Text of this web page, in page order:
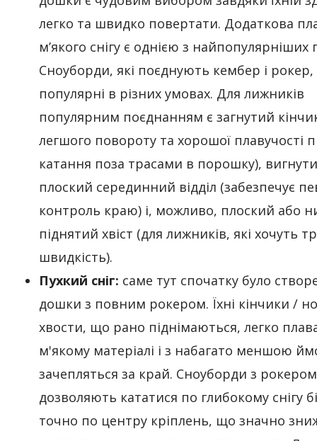
легко та швидко повертати. Додаткова
м’якого снігу є однією з найпопулярніших
Сноуборди, які поєднують кембер і
популярні в різних умовах. Для лижників
популярним поєднанням є загнутий
легшого повороту та хорошої плавучості
катання поза трасами в порошку),
плоский серединний відділ (забезпечує
контроль краю) і, можливо, плоский або
піднятий хвіст (для лижників, які хочуть
швидкість).
Пухкий сніг: саме тут спочатку було
дошки з повним рокером. Їхні кінчики /
хвости, що рано піднімаються, легко
м'якому матеріалі і з набагато меншою
зачепляться за край. Сноуборди з рокером
дозволяють кататися по глибокому снігу
точно по центру кріплень, що значно